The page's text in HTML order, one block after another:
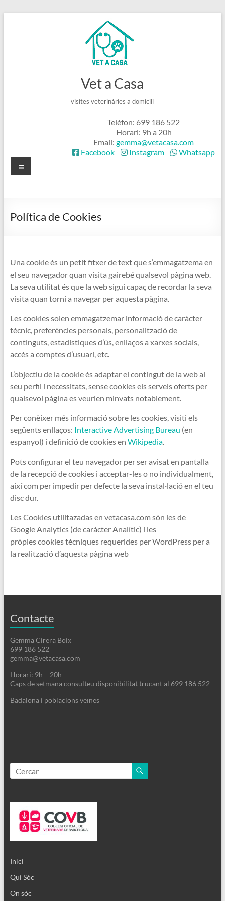
Vet a Casa
visites veterinàries a domicili
Telèfon: 699 186 522
Horari: 9h a 20h
Email:gemma@vetacasa.com
Facebook
Instagram Whatsapp
Menú
Política de Cookies
Una cookie és un petit fitxer de text que s’emmagatzema en
el seu navegador quan visita gairebé qualsevol pàgina web.
La seva utilitat és que la web sigui capaç de recordar la seva
visita quan torni a navegar per aquesta pàgina.
Les cookies solen emmagatzemar informació de caràcter
tècnic, preferències personals, personalització de
continguts, estadístiques d’ús, enllaços a xarxes socials,
accés a comptes d’usuari, etc.
L’objectiu de la cookie és adaptar el contingut de la web al
seu perfil i necessitats, sense cookies els serveis oferts per
qualsevol pàgina es veurien minvats notablement.
Per conèixer més informació sobre les cookies, visiti els
següents enllaços: Interactive Advertising Bureau (en
espanyol) i definició de cookies en Wikipedia.
Pots configurar el teu navegador per ser avisat en pantalla
de la recepció de cookies i acceptar-les o no individualment,
així com per impedir per defecte la seva instal·lació en el teu
disc dur.
Les Cookies utilitazadas en vetacasa.com són les de
Google Analytics (de caràcter Analític) i les
pròpies cookies tècniques requerides per WordPress per a
la realització d’aquesta pàgina web
Contacte
Gemma Cirera Boix
699 186 522
gemma@vetacasa.com
Horari: 9h – 20h
Caps de setmana consulteu disponibilitat trucant al 699 186 522
Badalona i poblacions veïnes
Inici
Qui Sóc
On sóc